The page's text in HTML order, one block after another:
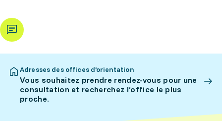
Adresses des offices d’orientation
Vous souhaitez prendre rendez-vous pour une
consultation et recherchez l’office le plus
proche.